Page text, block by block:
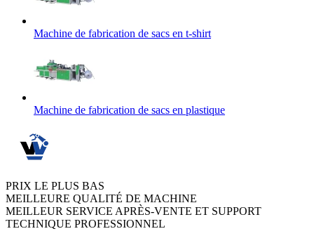
Machine de fabrication de sacs en t-shirt
Machine de fabrication de sacs en plastique
PRIX LE PLUS BAS
MEILLEURE QUALITÉ DE MACHINE
MEILLEUR SERVICE APRÈS-VENTE ET SUPPORT
TECHNIQUE PROFESSIONNEL